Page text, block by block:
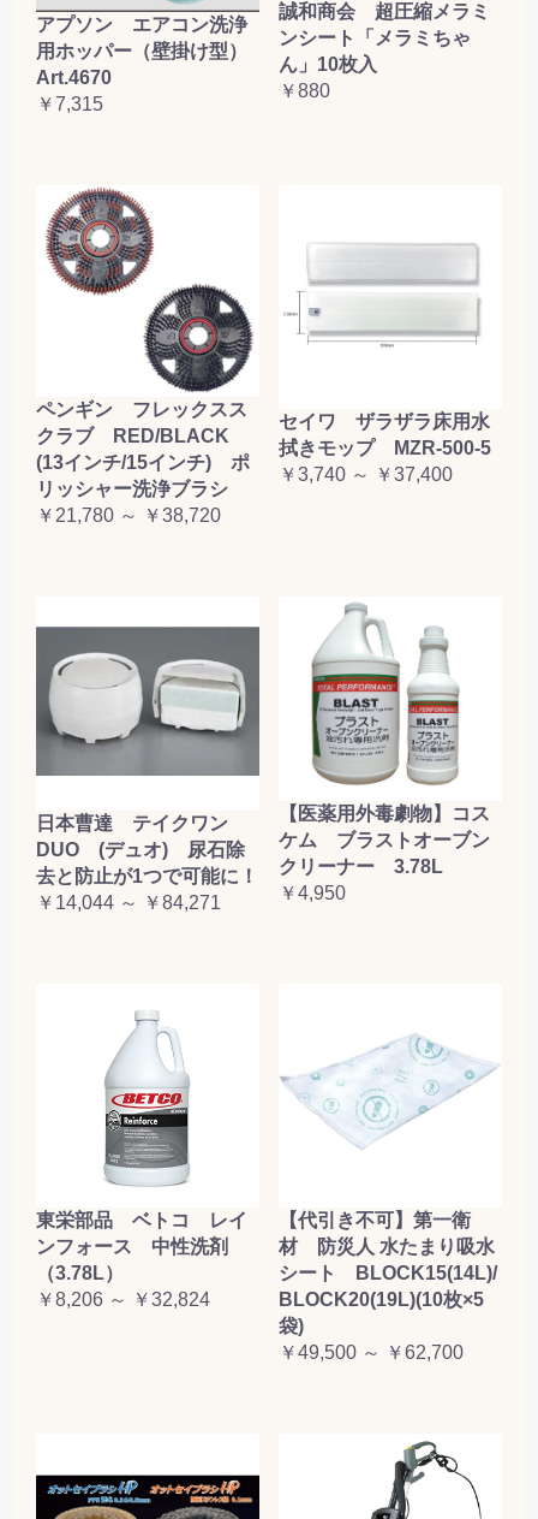
アプソン エアコン洗浄
用ホッパー（壁掛け型）
Art.4670
￥7,315
誠和商会 超圧縮メラミ
ンシート「メラミちゃ
ん」10枚入
￥880
ペンギン フレックスス
クラブ RED/BLACK
(13インチ/15インチ) ポ
リッシャー洗浄ブラシ
￥21,780 ～ ￥38,720
セイワ ザラザラ床用水
拭きモップ MZR-500-5
￥3,740 ～ ￥37,400
日本曹達 テイクワン
DUO (デュオ) 尿石除
去と防止が1つで可能に！
￥14,044 ～ ￥84,271
【医薬用外毒劇物】コス
ケム ブラストオーブン
クリーナー 3.78L
￥4,950
東栄部品 ベトコ レイ
ンフォース 中性洗剤
（3.78L）
￥8,206 ～ ￥32,824
【代引き不可】第一衛
材 防災人 水たまり吸水
シート BLOCK15(14L)/
BLOCK20(19L)(10枚×5
袋)
￥49,500 ～ ￥62,700